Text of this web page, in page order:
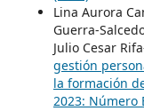
Lina Aurora
Guerra-
Julio Cesar
gestión
la formación
2023: Número